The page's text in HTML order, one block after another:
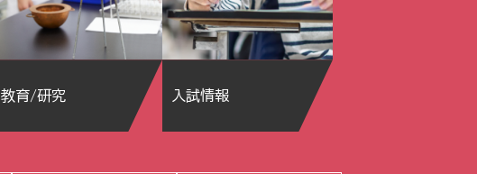
教育/研究 入試情報